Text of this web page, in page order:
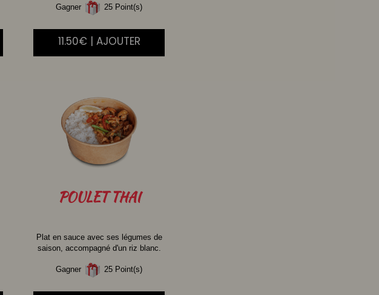
Gagner 25 Point(s)
11.50€ | AJOUTER
POULETTHAI
Plat en sauce avec ses légumes de
saison, accompagné d'un riz blanc.
Gagner 25 Point(s)